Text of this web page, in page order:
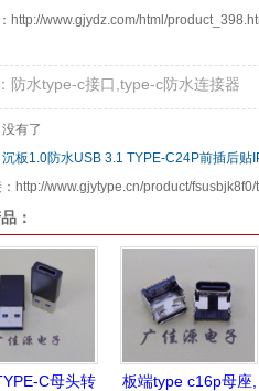
http://www.gjydz.com/html/
防水type-c接口,type-c防水连接器
有了
沉板1.0防水USB 3.1 TYPE-C24P前插后贴
http://www.gjytype.cn/product/
：
C母头转 板端type c16p母座,